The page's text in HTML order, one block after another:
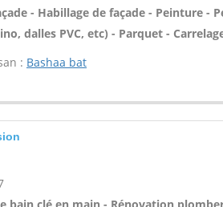
- Habillage de façade - Peinture -
dalles PVC, etc) - Parquet -
: Bashaa bat